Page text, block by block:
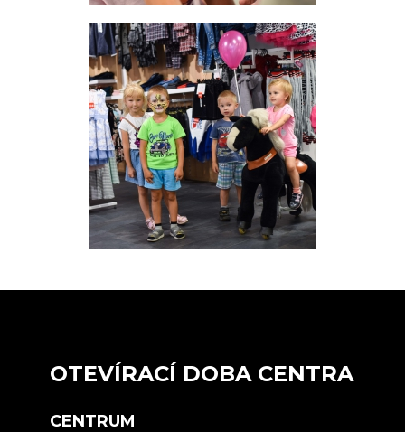
OTEVÍRACÍ DOBA CENTRA
CENTRUM